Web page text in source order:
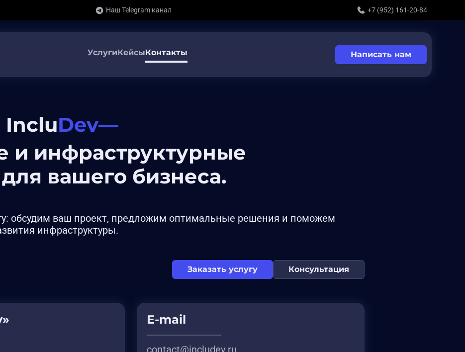
Наш Telegram канал +7 (952) 161-20-84
УслугиКейсыКонтакты Написать нам
IncluDev—
и инфраструктурные
вашего бизнеса.
обсудим ваш проект, предложим оптимальные решения и поможем
инфраструктуры.
Заказать услугу Консультация
E-mail
contact@includev.ru